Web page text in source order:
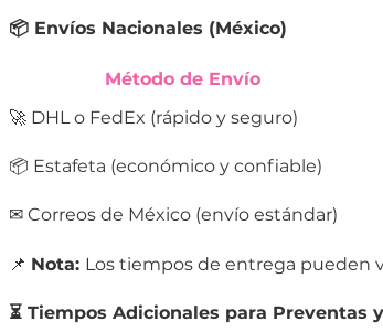
📦 Envíos Nacionales (México)
Método de Envío
🚀 DHL o FedEx (rápido y seguro)
📦 Estafeta (económico y confiable)
✉ Correos de México (envío estándar)
📌 Nota: Los tiempos de entrega pueden
⏳ Tiempos Adicionales para Preventas